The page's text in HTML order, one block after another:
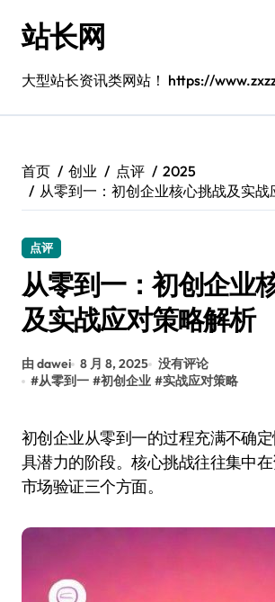
站长网
大型站长资讯类网站！ https://
首页 创业 点评
2025
从零到一：初创企业核心挑战及实战
点评
从零到一：初创企业
及实战应对策略解析
由 dawei 8 月 8, 2025 没有评论
#从零到一 #初创企业 #实战应对策略
初创企业从零到一的过程充满不确定性，但也是最
具潜力的阶段。核心挑战往往集中
市场验证三个方面。